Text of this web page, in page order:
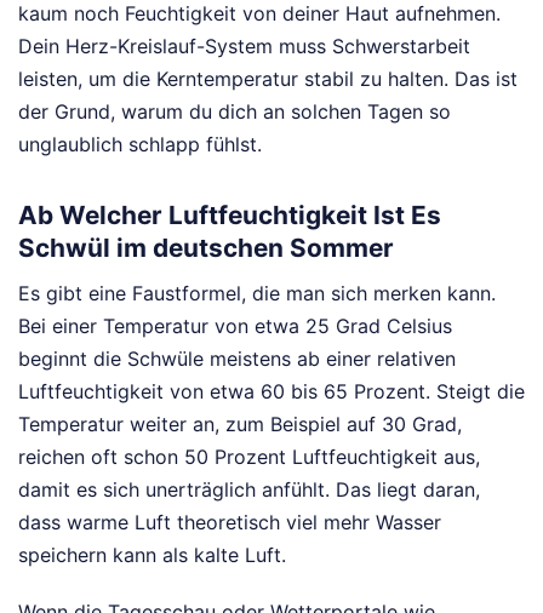
kaum noch Feuchtigkeit von deiner Haut aufnehmen.
Dein Herz-Kreislauf-System muss Schwerstarbeit
leisten, um die Kerntemperatur stabil zu halten. Das ist
der Grund, warum du dich an solchen Tagen so
unglaublich schlapp fühlst.
Ab Welcher Luftfeuchtigkeit Ist Es
Schwül im deutschen Sommer
Es gibt eine Faustformel, die man sich merken kann.
Bei einer Temperatur von etwa 25 Grad Celsius
beginnt die Schwüle meistens ab einer relativen
Luftfeuchtigkeit von etwa 60 bis 65 Prozent. Steigt die
Temperatur weiter an, zum Beispiel auf 30 Grad,
reichen oft schon 50 Prozent Luftfeuchtigkeit aus,
damit es sich unerträglich anfühlt. Das liegt daran,
dass warme Luft theoretisch viel mehr Wasser
speichern kann als kalte Luft.